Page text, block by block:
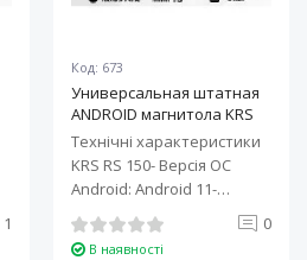
1
Код: 673
Универсальная штатная
ANDROID магнитола KRS
RS 150 10" 2/32 GB
Технічні характеристики
KRS RS 150- Версія ОС
Android: Android 11-
Процесор: 4-ядерний ARM
Cortex-A7..
0
В наявності